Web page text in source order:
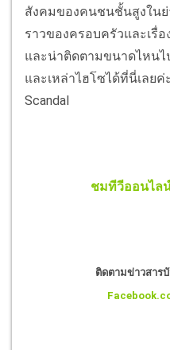
สังคมของคนชนชั้นสูงในย่
ราวของครอบครัวและเรื่
และน่าติดตามขนาดไหนไ
และเหล่าไฮโซได้ที่นี่เลยค่
Scandal
ชมทีวีออนไล
ติดตามข่าวสาร